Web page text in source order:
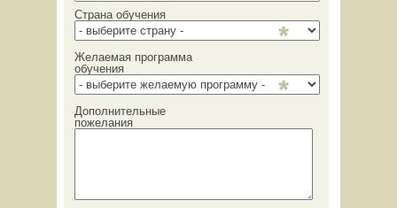
Страна обучения
Желаемая программа
обучения
Дополнительные
пожелания